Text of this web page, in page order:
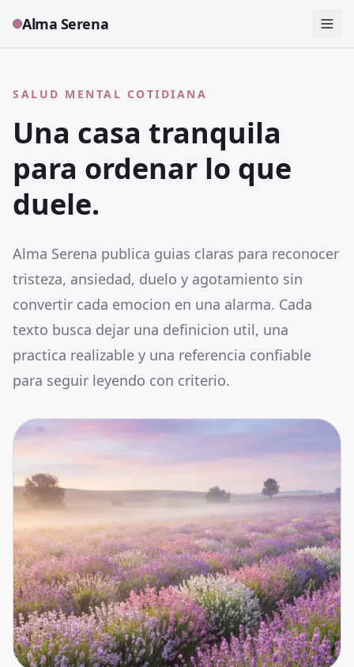
Alma Serena
SALUD MENTAL COTIDIANA
Una casa tranquila
para ordenar lo que
duele.
Alma Serena publica guias claras para reconocer
tristeza, ansiedad, duelo y agotamiento sin
convertir cada emocion en una alarma. Cada
texto busca dejar una definicion util, una
practica realizable y una referencia confiable
para seguir leyendo con criterio.